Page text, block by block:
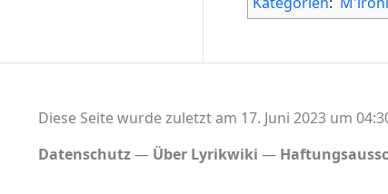
Diese Seite wurde zuletzt am 17. Juni 2023 um
Datenschutz
Über Lyrikwiki